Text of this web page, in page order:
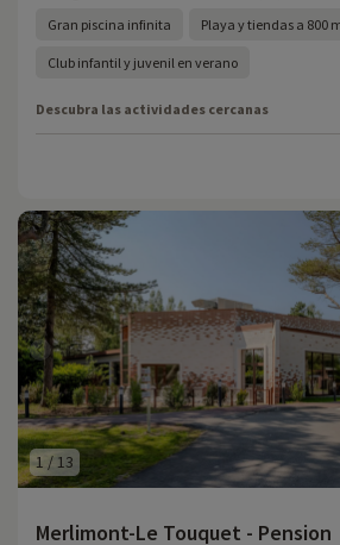
Gran piscina infinita Playa y tiendas a 800
Club infantil y juvenil en verano
Descubra las actividades cercanas
1 / 13
Merlimont-Le Touquet - Pension